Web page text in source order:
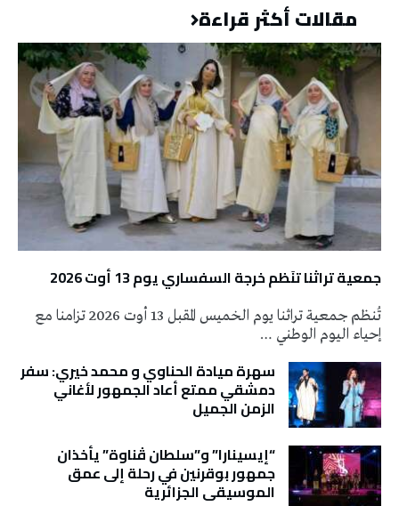
مقالات أكثر قراءة
جمعية تراثنا تنَظم خرجة السفساري يوم 13 أوت 2026
تُنظم جمعية تراثنا يوم الخميس المقبل 13 أوت 2026 تزامنا مع
إحياء اليوم الوطني …
سهرة ميادة الحناوي و محمد خيري: سفر
دمشقي ممتع أعاد الجمهور لأغاني
الزمن الجميل
“إيسينارا” و”سلطان ڤناوة” يأخذان
جمهور بوقرنين في رحلة إلى عمق
الموسيقى الجزائرية